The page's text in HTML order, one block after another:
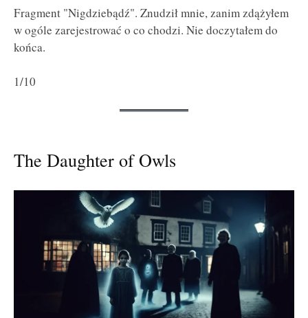
Fragment "Nigdziebądź". Znudził mnie, zanim zdążyłem
w ogóle zarejestrować o co chodzi. Nie doczytałem do
końca.
1/10
The Daughter of Owls